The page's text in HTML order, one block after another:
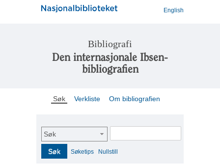
English
Bibliografi
Den internasjonale Ibsen-
bibliografien
Søk Verkliste Om bibliografien
Søk
Søk Søketips Nullstill